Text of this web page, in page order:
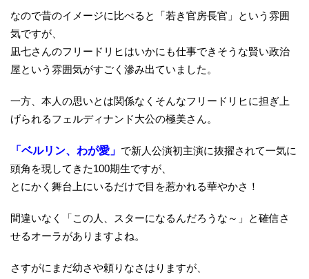
なので昔のイメージに比べると「若き官房長官」という雰囲
気ですが、
凪七さんのフリードリヒはいかにも仕事できそうな賢い政治
屋という雰囲気がすごく滲み出ていました。
一方、本人の思いとは関係なくそんなフリードリヒに担ぎ上
げられるフェルディナンド大公の極美さん。
「ベルリン、わが愛」 で新人公演初主演に抜擢されて一気に
頭角を現してきた100期生ですが、
とにかく舞台上にいるだけで目を惹かれる華やかさ！
間違いなく「この人、スターになるんだろうな～」と確信さ
せるオーラがありますよね。
さすがにまだ幼さや頼りなさはりますが、